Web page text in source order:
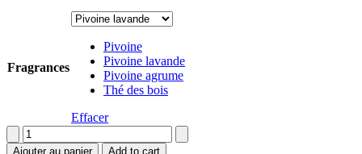
Fragrances
Pivoine
Pivoine lavande
Pivoine agrume
Thé des bois
Effacer
quantité
deAjouter au panier Add to cart